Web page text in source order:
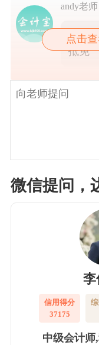
andy老师
可以
抵免
点击
微信提问，
李
信用得分
37175
中级会计师